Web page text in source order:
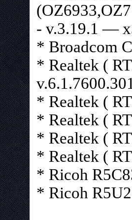
- v.3.19.1 —
* Broadcom
* Realtek (
* Realtek (
* Realtek (
* Realtek (
* Realtek (
* Ricoh
* Ricoh